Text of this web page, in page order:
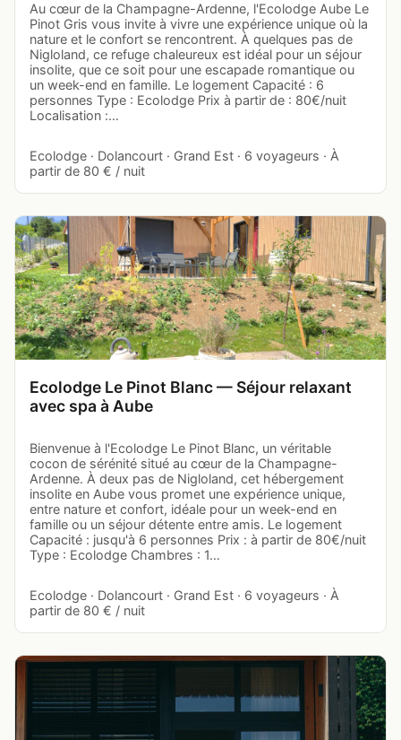
Au cœur de la Champagne-Ardenne, l'Ecolodge Aube Le
Pinot Gris vous invite à vivre une expérience unique où la
nature et le confort se rencontrent. À quelques pas de
Nigloland, ce refuge chaleureux est idéal pour un séjour
insolite, que ce soit pour une escapade romantique ou
un week-end en famille. Le logement Capacité : 6
personnes Type : Ecolodge Prix à partir de : 80€/nuit
Localisation :…
Ecolodge · Dolancourt · Grand Est · 6 voyageurs · À
partir de 80 € / nuit
Ecolodge Le Pinot Blanc — Séjour relaxant
avec spa à Aube
Bienvenue à l'Ecolodge Le Pinot Blanc, un véritable
cocon de sérénité situé au cœur de la Champagne-
Ardenne. À deux pas de Nigloland, cet hébergement
insolite en Aube vous promet une expérience unique,
entre nature et confort, idéale pour un week-end en
famille ou un séjour détente entre amis. Le logement
Capacité : jusqu'à 6 personnes Prix : à partir de 80€/nuit
Type : Ecolodge Chambres : 1…
Ecolodge · Dolancourt · Grand Est · 6 voyageurs · À
partir de 80 € / nuit